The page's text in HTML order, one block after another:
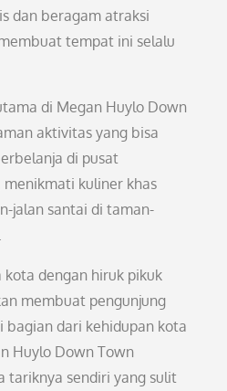
dan beragam atraksi
tempat ini selalu
di Megan Huylo Down
aktivitas yang bisa
di pusat
kuliner khas
jalan santai di taman-
kota dengan hiruk pikuk
membuat pengunjung
bagian dari kehidupan kota
Huylo Down Town
tariknya sendiri yang sulit